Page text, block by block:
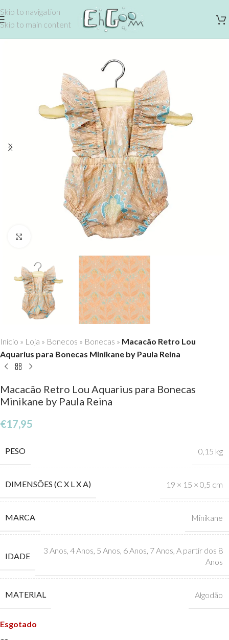
Skip to navigation
Skip to main content
Início » Loja » Bonecos » Bonecas » Macacão Retro Lou
Aquarius para Bonecas Minikane by Paula Reina
Macacão Retro Lou Aquarius para Bonecas
Minikane by Paula Reina
€17,95
PESO 0,15 kg
DIMENSÕES (C X L X A) 19 × 15 × 0,5 cm
MARCA Minikane
IDADE
3 Anos, 4 Anos, 5 Anos, 6 Anos, 7 Anos, A partir dos 8
Anos
MATERIAL Algodão
Esgotado